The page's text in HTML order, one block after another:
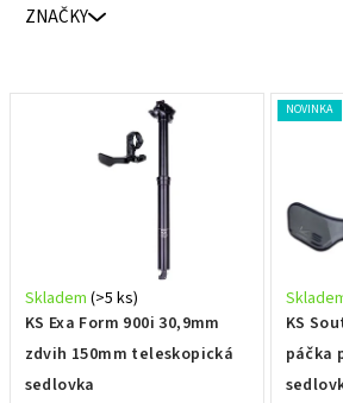
d
ZNAČKY
o
d
u
KS Exa Form 900i 30,9mm
zdvih 150mm teleskopická
sedlovka
Skladem (>5 ks)
NOVINKA
KS
páčka